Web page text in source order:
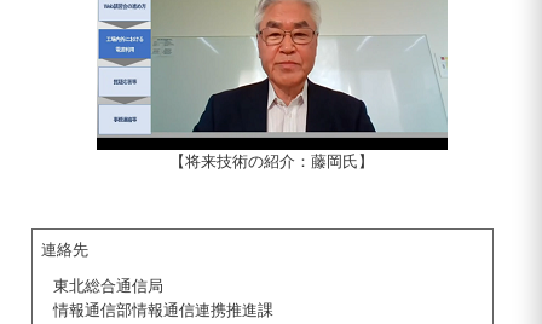
【将来技術の紹介：藤岡氏】
連絡先
東北総合通信局
情報通信部情報通信連携推進課